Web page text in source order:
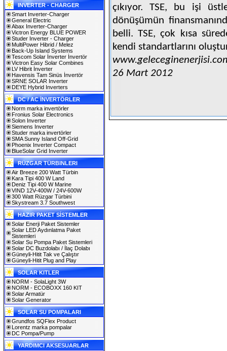
INVERTER - CHARGER
Smart Inverter-Charger
General Electric
Abax Inverter-Charger
Victron Energy BLUE POWER
Studer Inverter - Charger
MultiPower Hibrid / Melez
Back-Up Island Systems
Tescom Solar İnverter İnvertör
Victron Easy Solar Combines
LV Hibrit İnverter
Havensis Tam Sinüs İnvertör
SRNE SOLAR Inverter
DEYE Hybrid Inverters
DC / AC İNVERTÖRLER
Norm marka invertörler
Fronius Solar Electronics
Solon Inverter
Siemens Inverter
Studer marka invertörler
SMA Sunny Island Off-Grid
Phoenix Inverter Compact
BlueSolar Grid Inverter
RÜZGAR TÜRBINLERI
Air Breeze 200 Watt Türbin
Kara Tipi 400 W Land
Deniz Tipi 400 W Marine
VIND 12V-400W / 24V-600W
300 Watt Rüzgar Türbini
Skystream 3.7 Southwest
HAZIR PAKET SİSTEMLER
Solar Enerji Paket Sistemler
Solar LED Aydınlatma Paket
Sistemleri
Solar Su Pompa Paket Sistemleri
Solar DC Buzdolabı / İlaç Dolabı
Güneyli-Hitit Tak ve Çalıştır
Güneyli-Hitit Plug and Play
SOLAR KITLER
NORM - SolaLight 3W
NORM - ECOBOXX 160 KIT
Solar Armatür
Solar Generator
SOLAR SU POMPALARI
Grundfos SQFlex Product
Lorentz marka pompalar
DC Pompa/Pump
YARDIMCI AKSESUARLAR
çıkıyor. TSE, bu işi
dönüşümün
belli. TSE, çok kısa
kendi standartlarını
26 Mart 2012